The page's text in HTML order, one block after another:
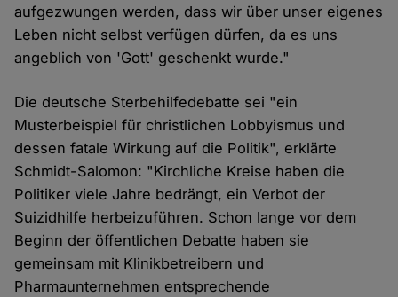
aufgezwungen werden, dass wir über unser eigenes
Leben nicht selbst verfügen dürfen, da es uns
angeblich von 'Gott' geschenkt wurde."
Die deutsche Sterbehilfedebatte sei "ein
Musterbeispiel für christlichen Lobbyismus und
dessen fatale Wirkung auf die Politik", erklärte
Schmidt-Salomon: "Kirchliche Kreise haben die
Politiker viele Jahre bedrängt, ein Verbot der
Suizidhilfe herbeizuführen. Schon lange vor dem
Beginn der öffentlichen Debatte haben sie
gemeinsam mit Klinikbetreibern und
Pharmaunternehmen entsprechende